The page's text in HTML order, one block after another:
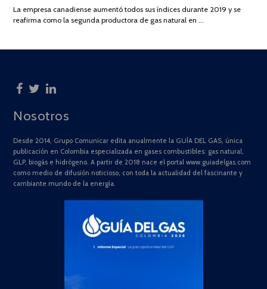
2025
La empresa canadiense aumentó todos sus índices durante 2019 y se
reafirma como la segunda productora de gas natural en …
Nosotros
Desde 2014, Grupo Comunicar edita anualmente la GUÍA DEL GAS, única
publicación en Colombia especializada en gases combustibles: gas natural,
GLP, biogás e hidrógeno. A partir de 2018 nace el portal www.guiadelgas.com
como medio de difusión noticioso, con toda la actualidad del fascinante y
cambiante mundo de la energía.